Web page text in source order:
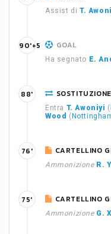
Assist di T.
GOAL
Ha segnato E.
90'+5
SOSTITUZIONE
Entra T. Awoniyi (
Wood (
88'
CARTELLINO
Ammonizione R.
76'
CARTELLINO
Ammonizione G.
75'